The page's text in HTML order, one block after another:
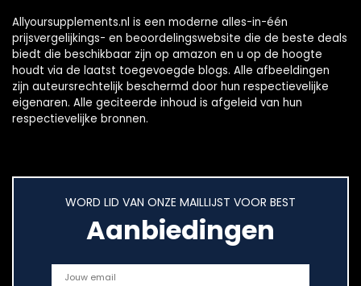
Allyoursupplements.nl is een moderne alles-in-één
prijsvergelijkings- en beoordelingswebsite die de beste deals
biedt die beschikbaar zijn op amazon en u op de hoogte
houdt via de laatst toegevoegde blogs. Alle afbeeldingen
zijn auteursrechtelijk beschermd door hun respectievelijke
eigenaren. Alle geciteerde inhoud is afgeleid van hun
respectievelijke bronnen.
WORD LID VAN ONZE MAILLIJST VOOR BEST
Aanbiedingen